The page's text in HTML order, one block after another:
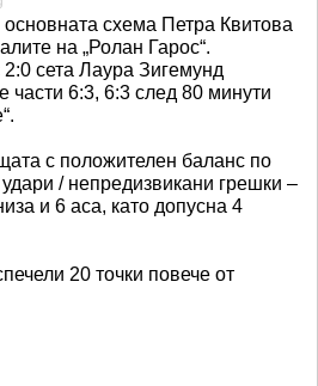
схема Петра Квитова
на „Ролан Гарос“.
сета Лаура Зигемунд
части 6:3, 6:3 след 80 минути
с положителен баланс по
/ непредизвикани грешки –
и 6 аса, като допусна 4
20 точки повече от